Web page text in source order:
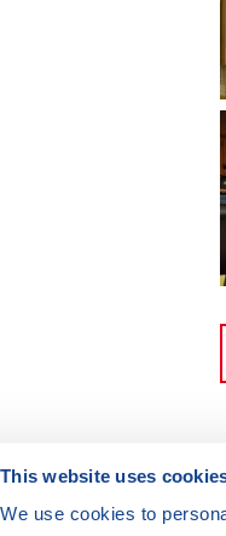
This website uses
We use cookies to